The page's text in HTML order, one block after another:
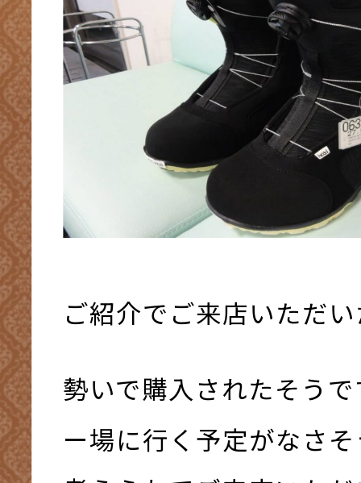
ご紹介でご来店いただ
勢いで購入されたそう
ー場に行く予定がなさ